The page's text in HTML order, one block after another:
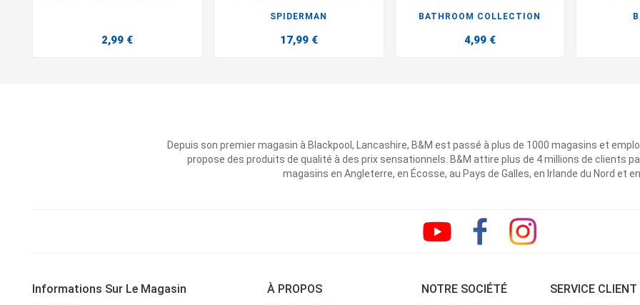
2,99 €
SPIDERMAN
17,99 €
BATHROOM COLLECTION
4,99 €
Depuis son premier magasin à Blackpool, Lancashire, B&M est passé à plus de 1000 magasins et
propose des produits de qualité à des prix sensationnels. B&M attire plus de 4 millions de clients
magasins en Angleterre, en Écosse, au Pays de Galles, en Irlande du Nord et
Informations Sur Le Magasin À PROPOS NOTRE SOCIÉTÉ SERVICE CLIENT